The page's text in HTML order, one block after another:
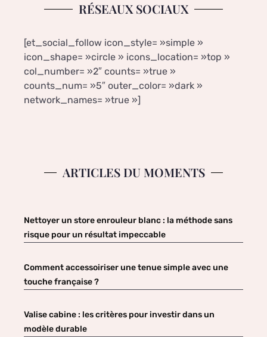
RÉSEAUX SOCIAUX
[et_social_follow icon_style= »simple »
icon_shape= »circle » icons_location= »top »
col_number= »2″ counts= »true »
counts_num= »5″ outer_color= »dark »
network_names= »true »]
ARTICLES DU MOMENTS
Nettoyer un store enrouleur blanc : la méthode sans
risque pour un résultat impeccable
Comment accessoiriser une tenue simple avec une
touche française ?
Valise cabine : les critères pour investir dans un
modèle durable